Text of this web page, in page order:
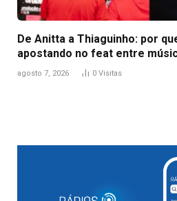
De Anitta a Thiaguinho: por
apostando no feat entre
agosto 7, 2026 0 Visitas